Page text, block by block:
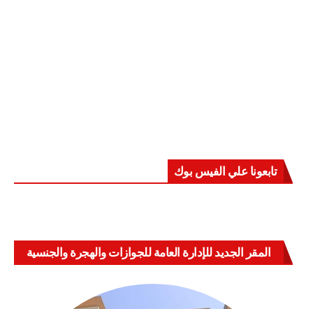
تابعونا علي الفيس بوك
المقر الجديد للإدارة العامة للجوازات والهجرة والجنسية